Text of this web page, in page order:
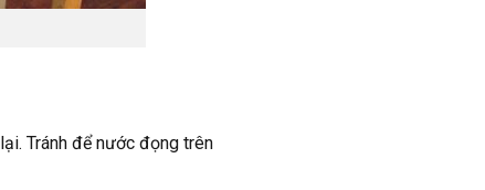
Tránh để nước đọng trên